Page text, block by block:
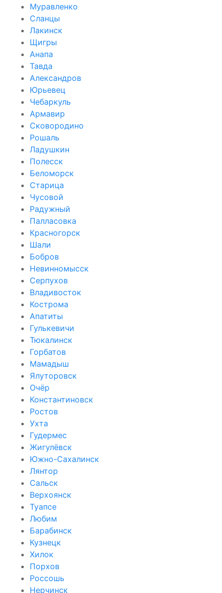
Муравленко
Сланцы
Лакинск
Щигры
Анапа
Тавда
Александров
Юрьевец
Чебаркуль
Армавир
Сковородино
Рошаль
Ладушкин
Полесск
Беломорск
Старица
Чусовой
Радужный
Палласовка
Красногорск
Шали
Бобров
Невинномысск
Серпухов
Владивосток
Кострома
Апатиты
Гулькевичи
Тюкалинск
Горбатов
Мамадыш
Ялуторовск
Очёр
Константиновск
Ростов
Ухта
Гудермес
Жигулёвск
Южно-Сахалинск
Лянтор
Сальск
Верхоянск
Туапсе
Любим
Барабинск
Кузнецк
Хилок
Порхов
Россошь
Нерчинск